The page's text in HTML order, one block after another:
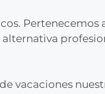
Pertenecemos
vacaciones